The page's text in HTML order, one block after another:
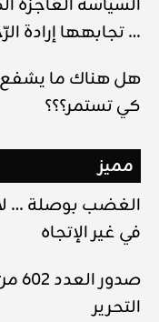
تجابهها إرادة الرّجال …
هل هناك ما يشفع
كي تستمر؟؟؟
مميز
الغضب بوصلة …
في غير الإتجاه
التحرير